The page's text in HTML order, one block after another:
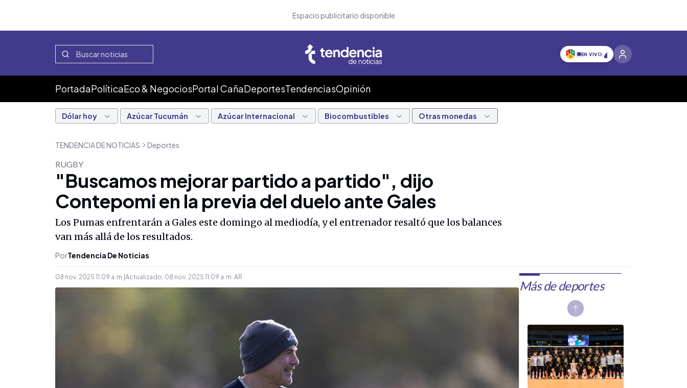
Espacio publicitario disponible
EN VIVO
PortadaPolíticaEco & NegociosPortal CañaDeportesTendenciasOpinión
Dólar hoy Azúcar Tucumán Azúcar Internacional Biocombustibles Otras monedas
TENDENCIA DE NOTICIAS Deportes
RUGBY
"Buscamos mejorar partido a partido", dijo
Contepomi en la previa del duelo ante Gales
Los Pumas enfrentarán a Gales este domingo al mediodía, y el entrenador resaltó que los balances
van más allá de los resultados.
PorTendencia De Noticias
08 nov, 2025 11:09 a. m. Actualizado: 08 nov, 2025 11:09 a. m. AR
Más de deportes
Previous slide